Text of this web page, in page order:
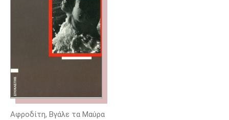
Αφροδίτη, Βγάλε τα Μαύρα